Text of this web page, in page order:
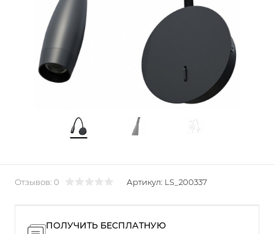
Отзывов: 0 Артикул: LS_200337
ПОЛУЧИТЬ БЕСПЛАТНУЮ